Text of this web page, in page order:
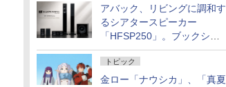
アバック、リビングに調和す
るシアタースピーカー
「HFSP250」。ブックシェ
ルフはペア3万円以下
トピック
金ロー「ナウシカ」、「真夏